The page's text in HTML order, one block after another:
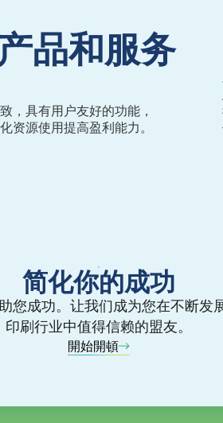
品和服务
，具有用户友好的功能，
资源使用提高盈利能力。
简化你的成功
您成功。让我们成为您在不断发
印刷行业中值得信赖的盟友。
開始開頓